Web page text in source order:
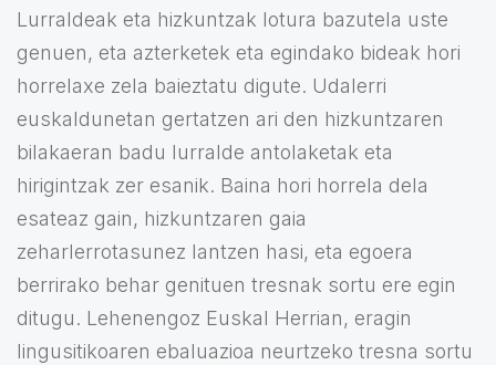
Lurraldeak eta hizkuntzak lotura bazutela uste
genuen, eta azterketek eta egindako bideak hori
horrelaxe zela baieztatu digute. Udalerri
euskaldunetan gertatzen ari den hizkuntzaren
bilakaeran badu lurralde antolaketak eta
hirigintzak zer esanik. Baina hori horrela dela
esateaz gain, hizkuntzaren gaia
zeharlerrotasunez lantzen hasi, eta egoera
berrirako behar genituen tresnak sortu ere egin
ditugu. Lehenengoz Euskal Herrian, eragin
lingusitikoaren ebaluazioa neurtzeko tresna sortu